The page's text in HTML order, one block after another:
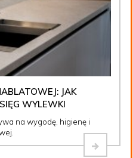
JAK
WYLEWKI
na wygodę, higienę i